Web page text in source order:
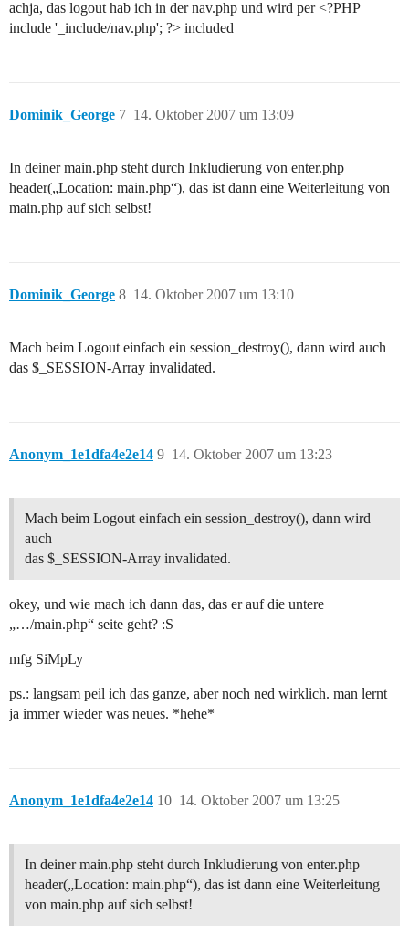
achja, das logout hab ich in der nav.php und wird per <?PHP
include '_include/nav.php'; ?> included
Dominik_George 14. Oktober 2007 um 13:09
7
In deiner main.php steht durch Inkludierung von enter.php
header(„Location: main.php“), das ist dann eine Weiterleitung von
main.php auf sich selbst!
Dominik_George 14. Oktober 2007 um 13:10
8
Mach beim Logout einfach ein session_destroy(), dann wird auch
das $_SESSION-Array invalidated.
Anonym_1e1dfa4e2e14 14. Oktober 2007 um 13:23
9
Mach beim Logout einfach ein session_destroy(), dann wird
auch
das $_SESSION-Array invalidated.
okey, und wie mach ich dann das, das er auf die untere
„…/main.php“ seite geht? :S
mfg SiMpLy
ps.: langsam peil ich das ganze, aber noch ned wirklich. man lernt
ja immer wieder was neues. *hehe*
Anonym_1e1dfa4e2e14 14. Oktober 2007 um 13:25
10
In deiner main.php steht durch Inkludierung von enter.php
header(„Location: main.php“), das ist dann eine Weiterleitung
von main.php auf sich selbst!